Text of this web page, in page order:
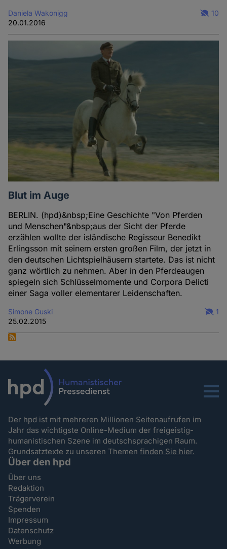
Daniela Wakonigg
20.01.2016
10
Blut im Auge
BERLIN. (hpd)&nbsp;Eine Geschichte "Von Pferden
und Menschen"&nbsp;aus der Sicht der Pferde
erzählen wollte der isländische Regisseur Benedikt
Erlingsson mit seinem ersten großen Film, der jetzt in
den deutschen Lichtspielhäusern startete. Das ist nicht
ganz wörtlich zu nehmen. Aber in den Pferdeaugen
spiegeln sich Schlüsselmomente und Corpora Delicti
einer Saga voller elementarer Leidenschaften.
Simone Guski
25.02.2015
1
Menu
Der hpd ist mit mehreren Millionen Seitenaufrufen im
Jahr das wichtigste Online-Medium der freigeistig-
humanistischen Szene im deutschsprachigen Raum.
Grundsatztexte zu unseren Themenfinden Sie hier.
Über den hpd
Über uns
Redaktion
Trägerverein
Spenden
Impressum
Datenschutz
Werbung